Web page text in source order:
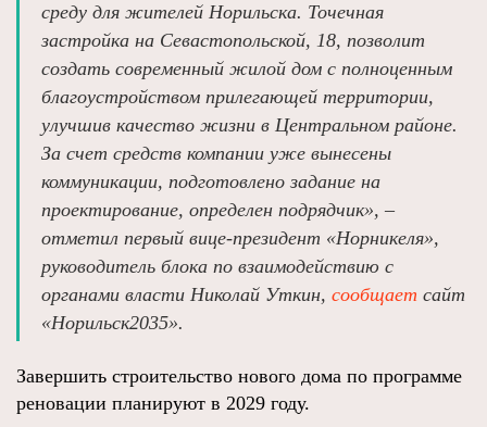
среду для жителей Норильска. Точечная
застройка на Севастопольской, 18, позволит
создать современный жилой дом с полноценным
благоустройством прилегающей территории,
улучшив качество жизни в Центральном районе.
За счет средств компании уже вынесены
коммуникации, подготовлено задание на
проектирование, определен подрядчик», –
отметил первый вице-президент «Норникеля»,
руководитель блока по взаимодействию с
органами власти Николай Уткин, сообщает сайт
«Норильск2035».
Завершить строительство нового дома по программе
реновации планируют в 2029 году.